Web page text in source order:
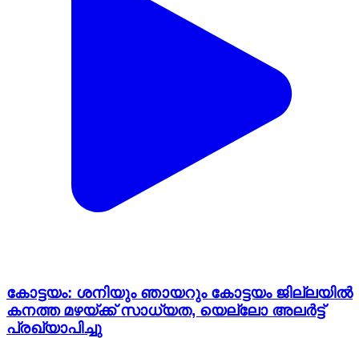
കോട്ടയം: ശനിയും ഞായറും കോട്ടയം ജില്ലയിൽ
കനത്ത മഴയ്ക്ക് സാധ്യത, യെല്ലോ അലർട്ട്
പ്രഖ്യാപിച്ചു